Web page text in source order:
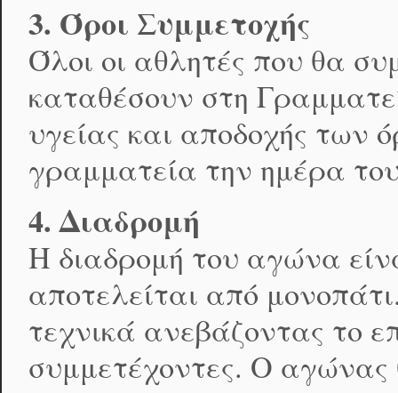
3. Όροι Συμμετοχής
Όλοι οι αθλητές που θα
καταθέσουν στη
υγείας και αποδοχής των
γραμματεία την ημέρα
4. Διαδρομή
Η διαδρομή του αγώνα
αποτελείται από
τεχνικά ανεβάζοντας το
συμμετέχοντες. Ο αγώνας